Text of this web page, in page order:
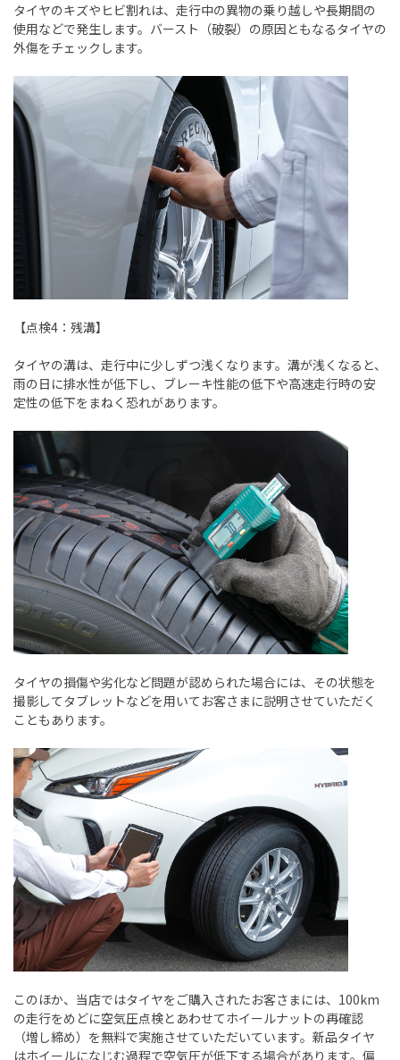
タイヤのキズやヒビ割れは、走行中の異物の乗り越しや長期間の
使用などで発生します。バースト（破裂）の原因ともなるタイヤの
外傷をチェックします。
【点検4 ：残溝】
タイヤの溝は、走行中に少しずつ浅くなります。溝が浅くなると、
雨の日に排水性が低下し、ブレーキ性能の低下や高速走行時の安
定性の低下をまねく恐れがあります。
タイヤの損傷や劣化など問題が認められた場合には、その状態を
撮影してタブレットなどを用いてお客さまに説明させていただく
こともあります。
このほか、当店ではタイヤをご購入されたお客さまには、 100km
の走行をめどに空気圧点検とあわせてホイールナットの再確認
（増し締め）を無料で実施させていただいています。新品タイヤ
はホイールになじむ過程で空気圧が低下する場合があります。偏